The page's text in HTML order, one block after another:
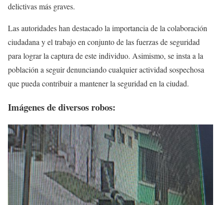
delictivas más graves.
Las autoridades han destacado la importancia de la colaboración
ciudadana y el trabajo en conjunto de las fuerzas de seguridad
para lograr la captura de este individuo. Asimismo, se insta a la
población a seguir denunciando cualquier actividad sospechosa
que pueda contribuir a mantener la seguridad en la ciudad.
Imágenes de diversos robos: